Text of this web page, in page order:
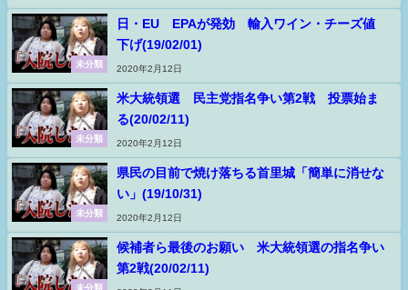
未分類
日・EU EPAが発効 輸入ワイン・チーズ値
下げ(19/02/01)
2020年2月12日
未分類
米大統領選 民主党指名争い第2戦 投票始ま
る(20/02/11)
2020年2月12日
未分類
県民の目前で焼け落ちる首里城「簡単に消せな
い」(19/10/31)
2020年2月12日
未分類
候補者ら最後のお願い 米大統領選の指名争い
第2戦(20/02/11)